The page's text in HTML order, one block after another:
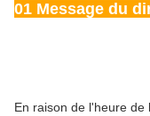
01 Message du
En raison de l'heure